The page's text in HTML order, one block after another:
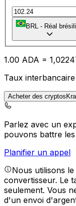
BRL - Réal
1.00 ADA = 1,
Taux
Acheter des
Parlez avec un
pouvons battre
Planifier un appel
Nous utilisons
convertisseur. Le
seulement. Vous
d'un envoi